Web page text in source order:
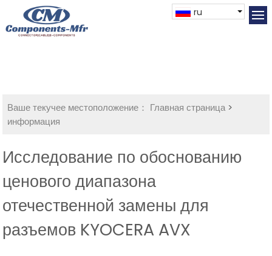
ru
Ваше текучее местоположение： Главная страница>
информация
Исследование по обоснованию
ценового диапазона
отечественной замены для
разъемов KYOCERA AVX